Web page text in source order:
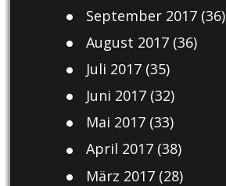
September 2017(36)
August 2017(36)
Juli 2017(35)
Juni 2017(32)
Mai 2017(33)
April 2017(38)
März 2017(28)